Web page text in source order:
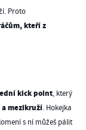
Proto
kteří z
kick point, který
a mezikruží. Hokejka
s ní můžeš pálit